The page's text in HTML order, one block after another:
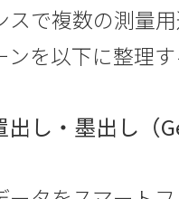
スで複数の測量
ンを以下に整理
出し・墨出し（